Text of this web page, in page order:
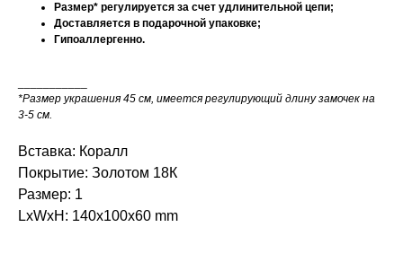
Размер* регулируется за счет удлинительной цепи;
Доставляется в подарочной упаковке;
Гипоаллергенно.
*Размер украшения 45 см, имеется регулирующий длину замочек на
3-5 см.
Вставка: Коралл
Покрытие: Золотом 18К
Размер: 1
LxWxH: 140x100x60 mm